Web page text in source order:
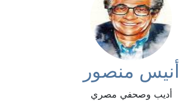
أنيس منصور
أديب وصحفي مصري